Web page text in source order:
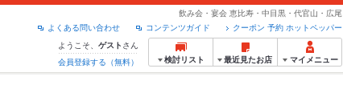
飲み会・宴会 恵比寿・中目黒・代官山・広尾
クーポン 予約 ホットペッパー
コンテンツガイド
よくある問い合わせ
ようこそ、 ゲスト さん
会員登録する（無料）
検討リスト 最近見たお店 マイメニュー